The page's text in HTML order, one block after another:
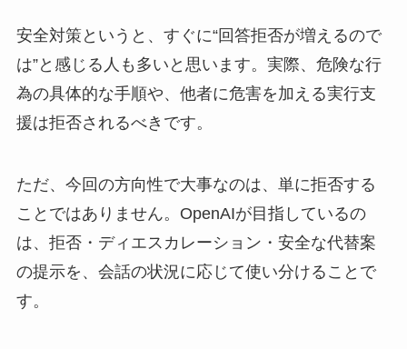
安全対策というと、すぐに“回答拒否が増えるので
は”と感じる人も多いと思います。実際、危険な行
為の具体的な手順や、他者に危害を加える実行支
援は拒否されるべきです。
ただ、今回の方向性で大事なのは、単に拒否する
ことではありません。OpenAIが目指しているの
は、拒否・ディエスカレーション・安全な代替案
の提示を、会話の状況に応じて使い分けることで
す。